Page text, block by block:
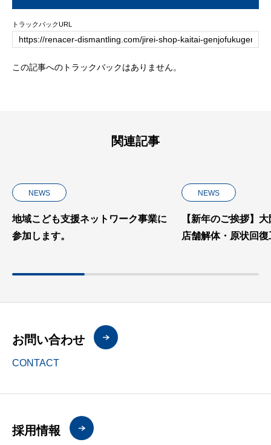
トラックバックURL
この記事へのトラックバックはありません。
関連記事
事業に
NEWS
【新年のご挨拶】大阪の内装解体・
店舗解体・原状回復工事は有限会社
キャリア
お問い合わせ
CONTACT
採用情報